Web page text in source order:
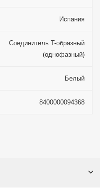
Испания
Соединитель T-образный
(однофазный)
Белый
8400000094368